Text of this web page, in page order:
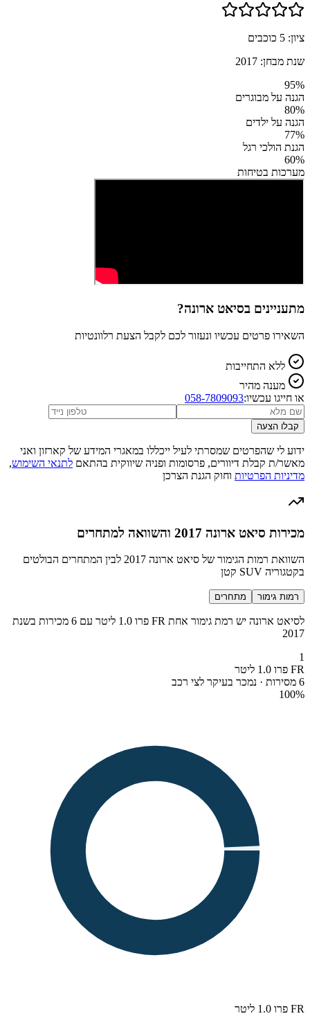
ציון: 5 כוכבים
שנת מבחן: 2017
95%
הגנה על מבוגרים
80%
הגנה על ילדים
77%
הגנת הולכי רגל
60%
מערכות בטיחות
מתעניינים בסיאט ארונה?
השאירו פרטים עכשיו ונעזור לכם לקבל הצעת רלוונטיות
ללא התחייבות
מענה מהיר
או חייגו עכשיו:058-7809093
קבלו הצעה
ידוע לי שהפרטים שמסרתי לעיל ייכללו במאגרי המידע של קארזון ואני
מאשר/ת קבלת דיוורים, פרסומות ופניה שיווקית בהתאם לתנאי השימוש,
מדיניות הפרטיות וחוק הגנת הצרכן
מכירות סיאט ארונה 2017 והשוואה למתחרים
השוואת רמות הגימור של סיאט ארונה 2017 לבין המתחרים הבולטים
בקטגוריה SUV קטן
רמות גימור מתחרים
לסיאט ארונה יש רמת גימור אחת FR פרו 1.0 ליטר עם 6 מכירות בשנת
2017
1
FR פרו 1.0 ליטר
6 מסירות · נמכר בעיקר לצי רכב
100%
FR פרו 1.0 ליטר